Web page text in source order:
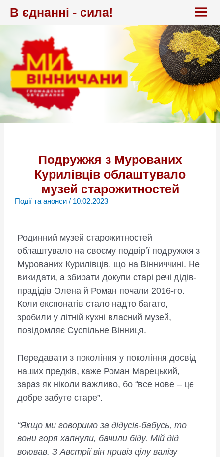
В єднанні - сила!
Подружжя з Мурованих
Курилівців облаштувало
музей старожитностей
Події та анонси/ 10.02.2023
Родинний музей старожитностей
облаштувало на своєму подвірʼї подружжя з
Мурованих Курилівців, що на Вінниччині. Не
викидати, а збирати докупи старі речі дідів-
прадідів Олена й Роман почали 2016-го.
Коли експонатів стало надто багато,
зробили у літній кухні власний музей,
повідомляє Суспільне Вінниця.
Передавати з покоління у покоління досвід
наших предків, каже Роман Марецький,
зараз як ніколи важливо, бо “все нове – це
добре забуте старе”.
“Якщо ми говоримо за дідусів-бабусь, то
вони горя хапнули, бачили біду. Мій дід
воював. З Австрії він привіз цілу валізу